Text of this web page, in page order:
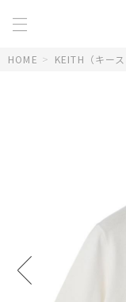
HOME > KEITH（キース